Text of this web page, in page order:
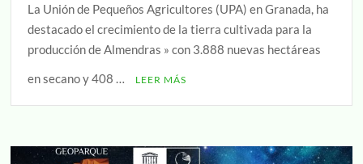
La Unión de Pequeños Agricultores (UPA) en Granada, ha
destacado el crecimiento de la tierra cultivada para la
producción de Almendras » con 3.888 nuevas hectáreas
en secano y 408 …
LEER MÁS